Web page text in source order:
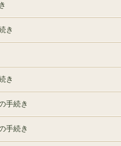
き
き
手続き
手続き